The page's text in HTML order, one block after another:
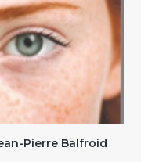
Pierre Balfroid